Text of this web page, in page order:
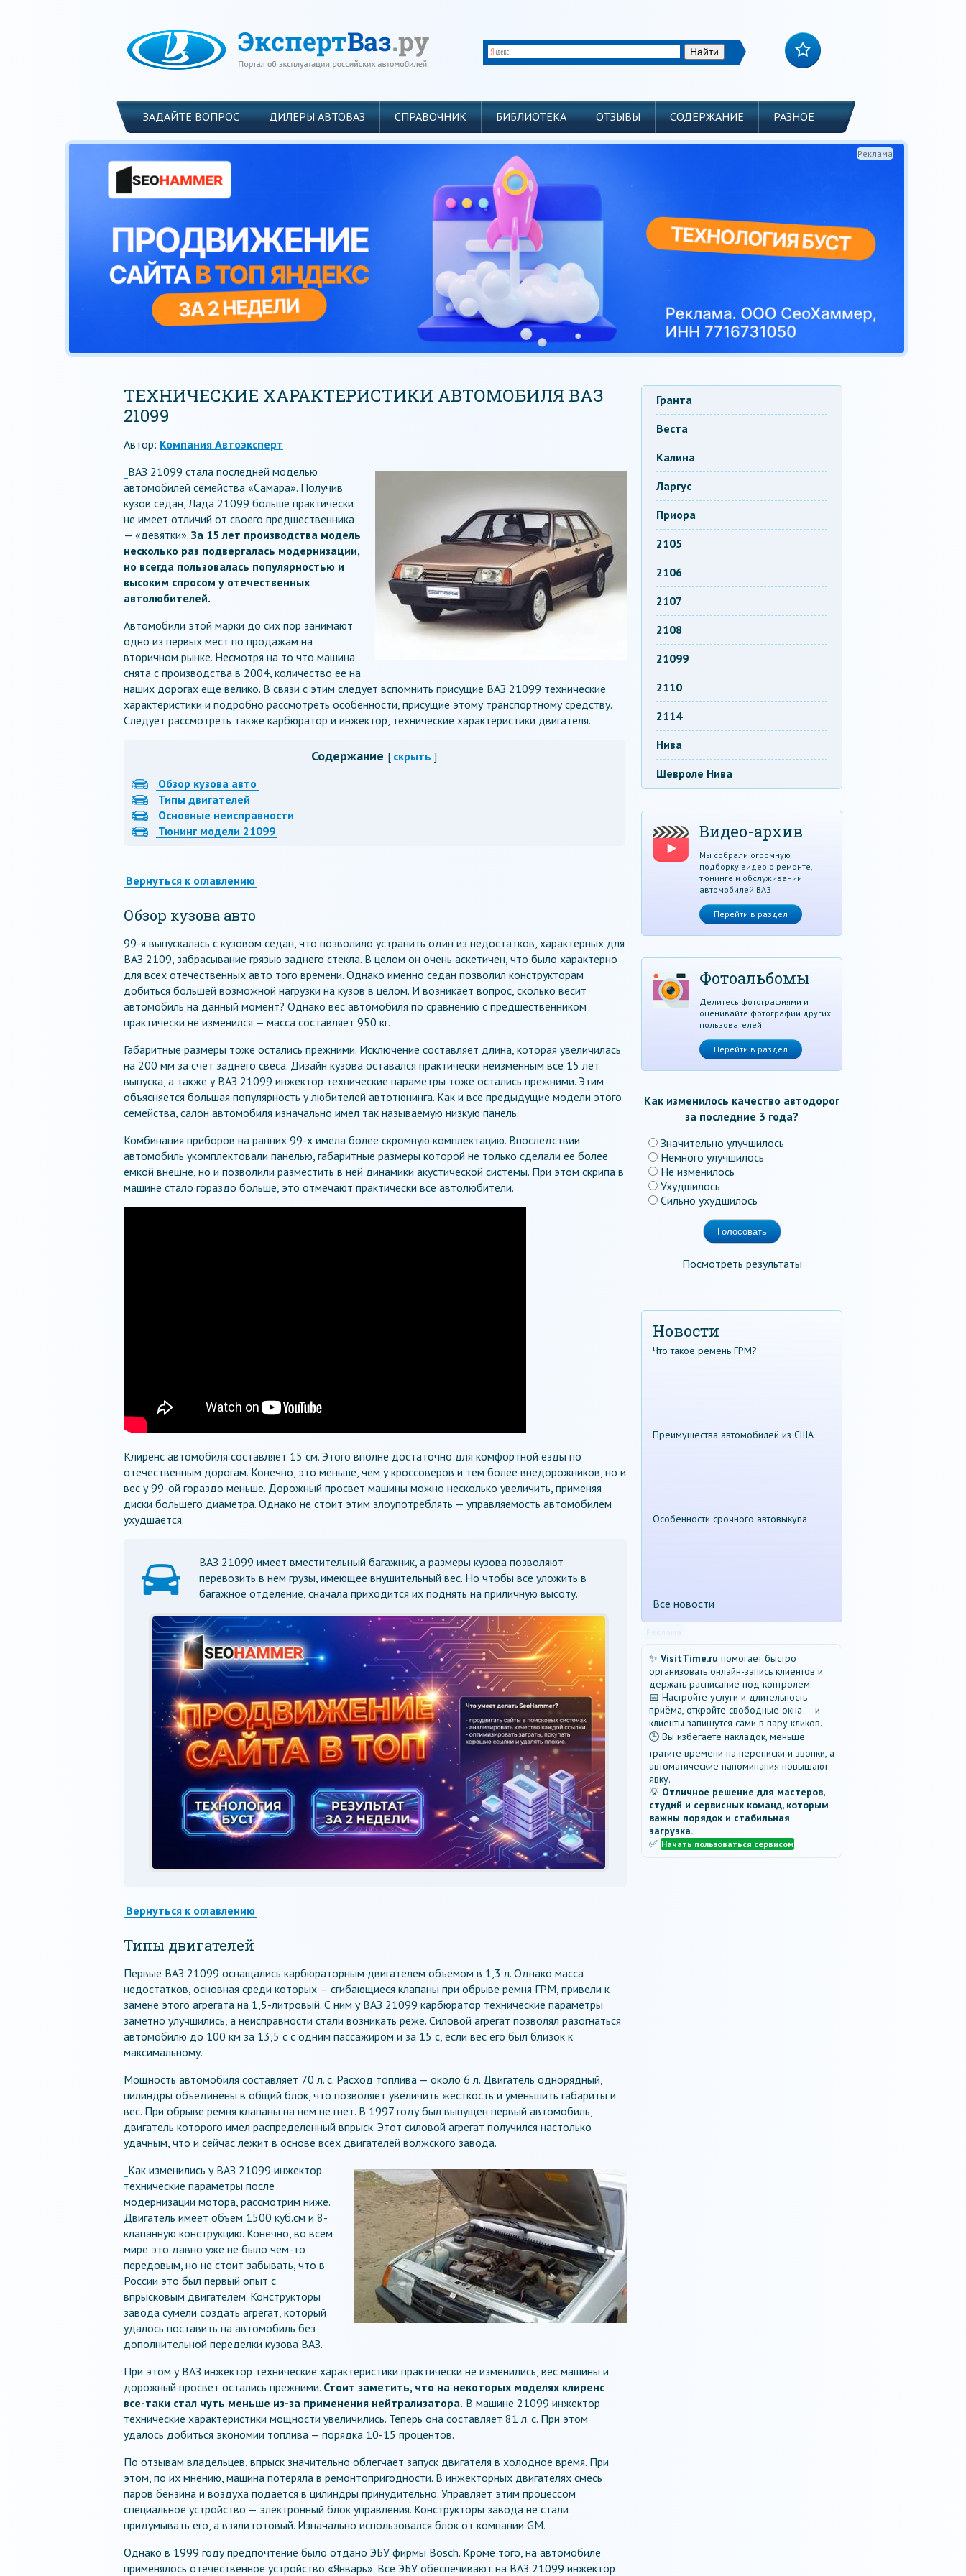
ЗАДАЙТЕ ВОПРОС ДИЛЕРЫ АВТОВАЗ СПРАВОЧНИК БИБЛИОТЕКА ОТЗЫВЫ СОДЕРЖАНИЕ РАЗНОЕ
Реклама
ТЕХНИЧЕСКИЕ ХАРАКТЕРИСТИКИ АВТОМОБИЛЯ ВАЗ
21099
Автор: Компания Автоэксперт
ВАЗ 21099 стала последней моделью
автомобилей семейства «Самара». Получив
кузов седан, Лада 21099 больше практически
не имеет отличий от своего предшественника
— «девятки». За 15 лет производства модель
несколько раз подвергалась модернизации,
но всегда пользовалась популярностью и
высоким спросом у отечественных
автолюбителей.
Автомобили этой марки до сих пор занимают
одно из первых мест по продажам на
вторичном рынке. Несмотря на то что машина
снята с производства в 2004, количество ее на
наших дорогах еще велико. В связи с этим следует вспомнить присущие ВАЗ 21099 технические
характеристики и подробно рассмотреть особенности, присущие этому транспортному средству.
Следует рассмотреть также карбюратор и инжектор, технические характеристики двигателя.
Содержание [ скрыть ]
Обзор кузова авто
Типы двигателей
Основные неисправности
Тюнинг модели 21099
Вернуться к оглавлению
Обзор кузова авто
99-я выпускалась с кузовом седан, что позволило устранить один из недостатков, характерных для
ВАЗ 2109, забрасывание грязью заднего стекла. В целом он очень аскетичен, что было характерно
для всех отечественных авто того времени. Однако именно седан позволил конструкторам
добиться большей возможной нагрузки на кузов в целом. И возникает вопрос, сколько весит
автомобиль на данный момент? Однако вес автомобиля по сравнению с предшественником
практически не изменился — масса составляет 950 кг.
Габаритные размеры тоже остались прежними. Исключение составляет длина, которая увеличилась
на 200 мм за счет заднего свеса. Дизайн кузова оставался практически неизменным все 15 лет
выпуска, а также у ВАЗ 21099 инжектор технические параметры тоже остались прежними. Этим
объясняется большая популярность у любителей автотюнинга. Как и все предыдущие модели этого
семейства, салон автомобиля изначально имел так называемую низкую панель.
Комбинация приборов на ранних 99-х имела более скромную комплектацию. Впоследствии
автомобиль укомплектовали панелью, габаритные размеры которой не только сделали ее более
емкой внешне, но и позволили разместить в ней динамики акустической системы. При этом скрипа в
машине стало гораздо больше, это отмечают практически все автолюбители.
Клиренс автомобиля составляет 15 см. Этого вполне достаточно для комфортной езды по
отечественным дорогам. Конечно, это меньше, чем у кроссоверов и тем более внедорожников, но и
вес у 99-ой гораздо меньше. Дорожный просвет машины можно несколько увеличить, применяя
диски большего диаметра. Однако не стоит этим злоупотреблять — управляемость автомобилем
ухудшается.
ВАЗ 21099 имеет вместительный багажник, а размеры кузова позволяют
перевозить в нем грузы, имеющее внушительный вес. Но чтобы все уложить в
багажное отделение, сначала приходится их поднять на приличную высоту.
Реклама
Вернуться к оглавлению
Типы двигателей
Первые ВАЗ 21099 оснащались карбюраторным двигателем объемом в 1,3 л. Однако масса
недостатков, основная среди которых — сгибающиеся клапаны при обрыве ремня ГРМ, привели к
замене этого агрегата на 1,5-литровый. С ним у ВАЗ 21099 карбюратор технические параметры
заметно улучшились, а неисправности стали возникать реже. Силовой агрегат позволял разогнаться
автомобилю до 100 км за 13,5 с с одним пассажиром и за 15 с, если вес его был близок к
максимальному.
Мощность автомобиля составляет 70 л. с. Расход топлива — около 6 л. Двигатель однорядный,
цилиндры объединены в общий блок, что позволяет увеличить жесткость и уменьшить габариты и
вес. При обрыве ремня клапаны на нем не гнет. В 1997 году был выпущен первый автомобиль,
двигатель которого имел распределенный впрыск. Этот силовой агрегат получился настолько
удачным, что и сейчас лежит в основе всех двигателей волжского завода.
Как изменились у ВАЗ 21099 инжектор
технические параметры после
модернизации мотора, рассмотрим ниже.
Двигатель имеет объем 1500 куб.см и 8-
клапанную конструкцию. Конечно, во всем
мире это давно уже не было чем-то
передовым, но не стоит забывать, что в
России это был первый опыт с
впрысковым двигателем. Конструкторы
завода сумели создать агрегат, который
удалось поставить на автомобиль без
дополнительной переделки кузова ВАЗ.
При этом у ВАЗ инжектор технические характеристики практически не изменились, вес машины и
дорожный просвет остались прежними. Стоит заметить, что на некоторых моделях клиренс
все-таки стал чуть меньше из-за применения нейтрализатора. В машине 21099 инжектор
технические характеристики мощности увеличились. Теперь она составляет 81 л. с. При этом
удалось добиться экономии топлива — порядка 10-15 процентов.
По отзывам владельцев, впрыск значительно облегчает запуск двигателя в холодное время. При
этом, по их мнению, машина потеряла в ремонтопригодности. В инжекторных двигателях смесь
паров бензина и воздуха подается в цилиндры принудительно. Управляет этим процессом
специальное устройство — электронный блок управления. Конструкторы завода не стали
придумывать его, а взяли готовый. Изначально использовался блок от компании GM.
Однако в 1999 году предпочтение было отдано ЭБУ фирмы Bosch. Кроме того, на автомобиле
применялось отечественное устройство «Январь». Все ЭБУ обеспечивают на ВАЗ 21099 инжектор
Гранта
Веста
Калина
Ларгус
Приора
2105
2106
2107
2108
21099
2110
2114
Нива
Шевроле Нива
Видео-архив
Мы собрали огромную
подборку видео о ремонте,
тюнинге и обслуживании
автомобилей ВАЗ
Перейти в раздел
Фотоальбомы
Делитесь фотографиями и
оценивайте фотографии других
пользователей
Перейти в раздел
Как изменилось качество автодорог
за последние 3 года?
Значительно улучшилось
Немного улучшилось
Не изменилось
Ухудшилось
Сильно ухудшилось
Посмотреть результаты
Новости
Что такое ремень ГРМ?
Преимущества автомобилей из США
Особенности срочного автовыкупа
Все новости
✨ VisitTime.ru помогает быстро
организовать онлайн-запись клиентов и
держать расписание под контролем.
📅 Настройте услуги и длительность
приёма, откройте свободные окна — и
клиенты запишутся сами в пару кликов.
🕒 Вы избегаете накладок, меньше
тратите времени на переписки и звонки, а
автоматические напоминания повышают
явку.
💡 Отличное решение для мастеров,
студий и сервисных команд, которым
важны порядок и стабильная
загрузка.
✅ Начать пользоваться сервисом